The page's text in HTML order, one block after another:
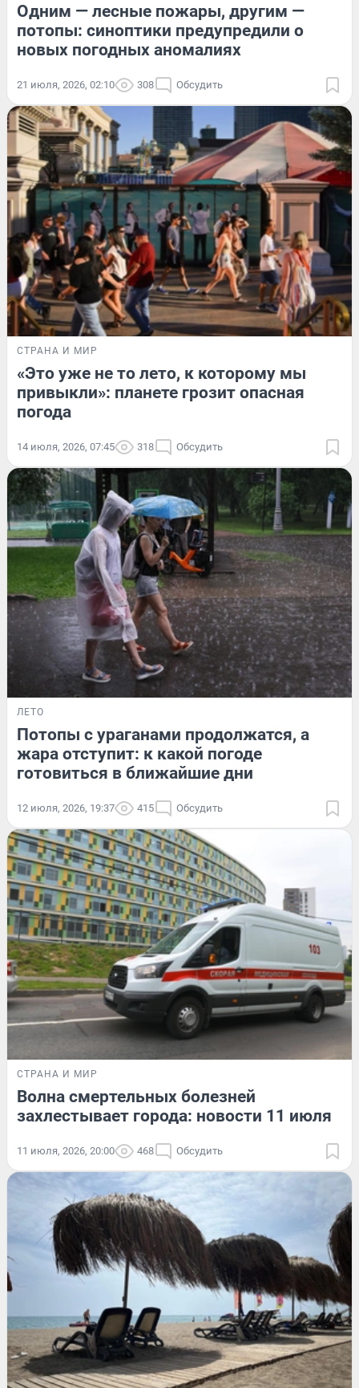
Одним — лесные пожары, другим —
потопы: синоптики предупредили о
новых погодных аномалиях
21 июля, 2026, 02:10 308 Обсудить
СТРАНА И МИР
«Это уже не то лето, к которому мы
привыкли»: планете грозит опасная
погода
14 июля, 2026, 07:45 318 Обсудить
ЛЕТО
Потопы с ураганами продолжатся, а
жара отступит: к какой погоде
готовиться в ближайшие дни
12 июля, 2026, 19:37 415 Обсудить
СТРАНА И МИР
Волна смертельных болезней
захлестывает города: новости 11 июля
11 июля, 2026, 20:00 468 Обсудить